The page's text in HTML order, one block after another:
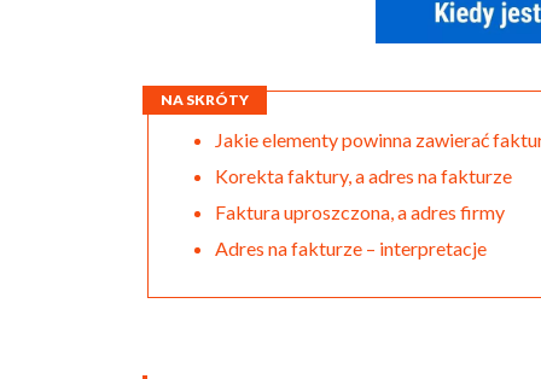
NA SKRÓTY
Jakie elementy powinna zawierać
Korekta faktury, a adres na fakturze
Faktura uproszczona, a adres firmy
Adres na fakturze – interpretacje